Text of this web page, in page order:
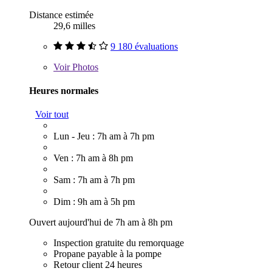
Distance estimée
29,6 milles
9 180 évaluations
VoirPhotos
Heures normales
Voir tout
Lun - Jeu : 7h am à 7h pm
Ven : 7h am à 8h pm
Sam : 7h am à 7h pm
Dim : 9h am à 5h pm
Ouvert aujourd'hui de 7h am à 8h pm
Inspection gratuite du remorquage
Propane payable à la pompe
Retour client 24 heures